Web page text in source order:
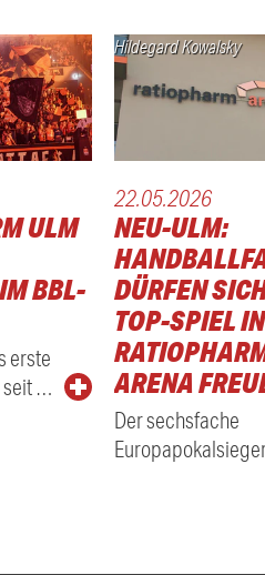
ULM
BBL-
erste
seit …
Hildegard Kowalsky
22.05.2026
NEU-ULM:
DÜRFEN
TOP-SPIEL
ARENA
Der sechsfache